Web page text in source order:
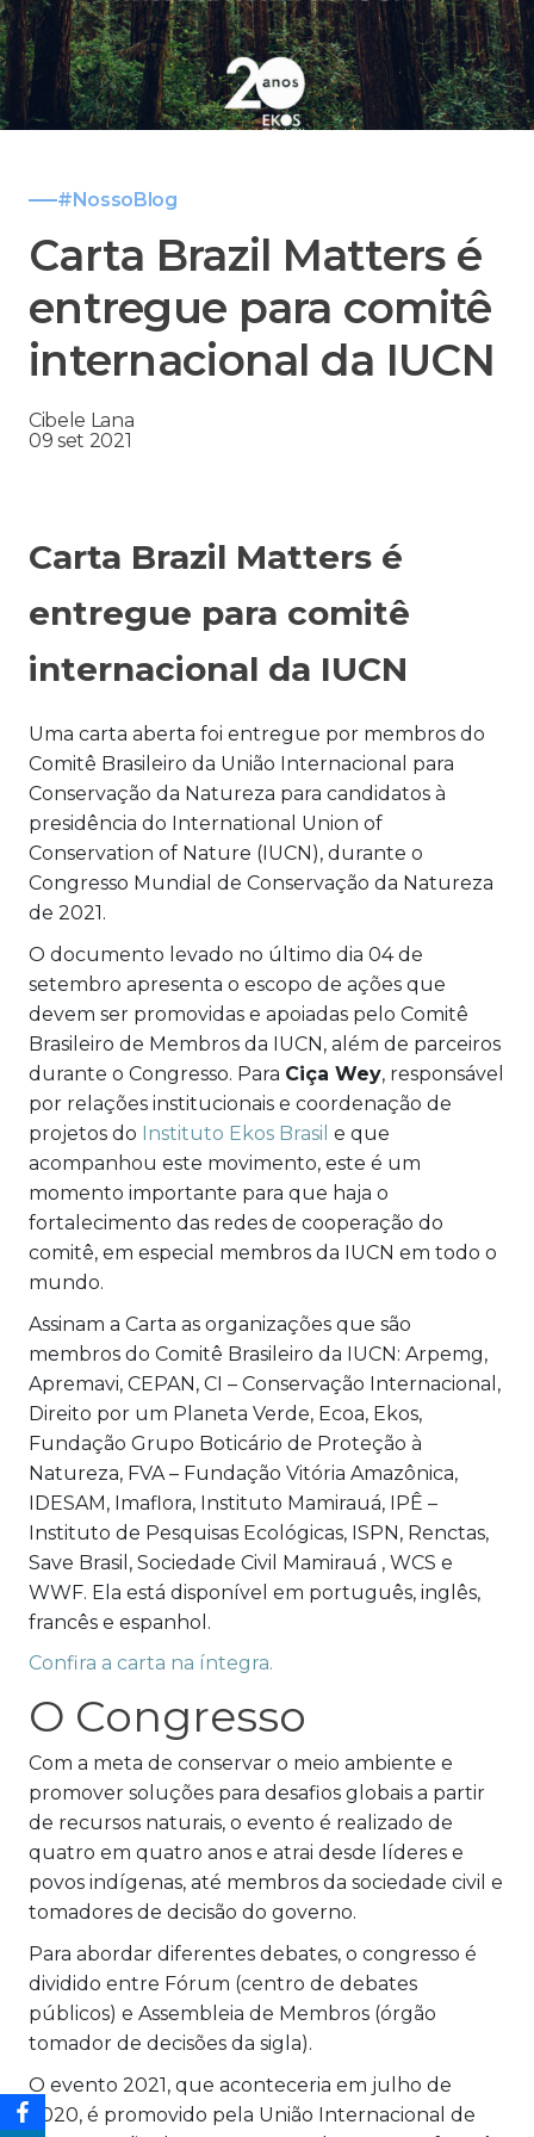
#NossoBlog
Carta Brazil Matters é
entregue para comitê
internacional da IUCN
Cibele Lana
09 set 2021
Carta Brazil Matters é
entregue para comitê
internacional da IUCN
Uma carta aberta foi entregue por membros do
Comitê Brasileiro da União Internacional para
Conservação da Natureza para candidatos à
presidência do International Union of
Conservation of Nature (IUCN), durante o
Congresso Mundial de Conservação da Natureza
de 2021.
O documento levado no último dia 04 de
setembro apresenta o escopo de ações que
devem ser promovidas e apoiadas pelo Comitê
Brasileiro de Membros da IUCN, além de parceiros
durante o Congresso. Para Ciça Wey, responsável
por relações institucionais e coordenação de
projetos do Instituto Ekos Brasil e que
acompanhou este movimento, este é um
momento importante para que haja o
fortalecimento das redes de cooperação do
comitê, em especial membros da IUCN em todo o
mundo.
Assinam a Carta as organizações que são
membros do Comitê Brasileiro da IUCN: Arpemg,
Apremavi, CEPAN, CI – Conservação Internacional,
Direito por um Planeta Verde, Ecoa, Ekos,
Fundação Grupo Boticário de Proteção à
Natureza, FVA – Fundação Vitória Amazônica,
IDESAM, Imaflora, Instituto Mamirauá, IPÊ –
Instituto de Pesquisas Ecológicas, ISPN, Renctas,
Save Brasil, Sociedade Civil Mamirauá , WCS e
WWF. Ela está disponível em português, inglês,
francês e espanhol.
Confira a carta na íntegra.
O Congresso
Com a meta de conservar o meio ambiente e
promover soluções para desafios globais a partir
de recursos naturais, o evento é realizado de
quatro em quatro anos e atrai desde líderes e
povos indígenas, até membros da sociedade civil e
tomadores de decisão do governo.
Para abordar diferentes debates, o congresso é
dividido entre Fórum (centro de debates
públicos) e Assembleia de Membros (órgão
tomador de decisões da sigla).
O evento 2021, que aconteceria em julho de
2020, é promovido pela União Internacional de